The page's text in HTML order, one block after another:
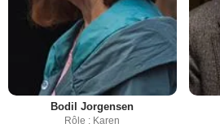
Bodil Jorgensen
Rôle : Karen